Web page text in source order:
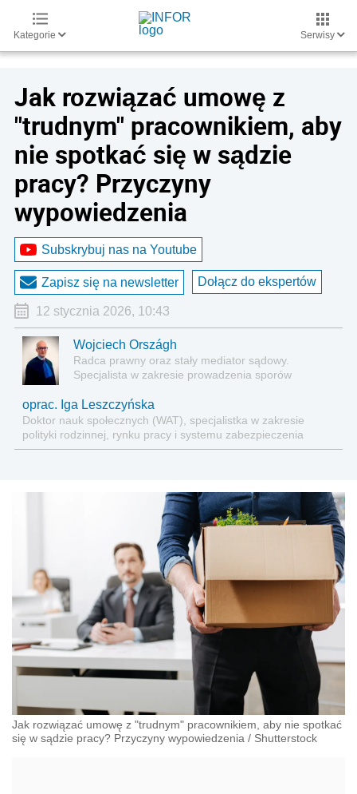
Kategorie Serwisy
Jak rozwiązać umowę z
"trudnym" pracownikiem, aby
nie spotkać się w sądzie
pracy? Przyczyny
wypowiedzenia
Subskrybuj nas na Youtube
Zapisz się na newsletter Dołącz do ekspertów
12 stycznia 2026, 10:43
Wojciech Országh
Radca prawny oraz stały mediator sądowy.
Specjalista w zakresie prowadzenia sporów
tworzeniu i negocjowaniu umów gospodarczych
oprac. Iga Leszczyńska
Doktor nauk społecznych (WAT), specjalistka w zakresie
polityki rodzinnej, rynku pracy i systemu zabezpieczenia
społecznego.
Jak rozwiązać umowę z "trudnym" pracownikiem, aby nie spotkać
się w sądzie pracy? Przyczyny wypowiedzenia / Shutterstock